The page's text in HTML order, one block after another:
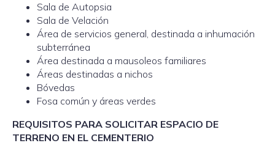
Sala de Autopsia
Sala de Velación
Área de servicios general, destinada a inhumación
subterránea
Área destinada a mausoleos familiares
Áreas destinadas a nichos
Bóvedas
Fosa común y áreas verdes
REQUISITOS PARA SOLICITAR ESPACIO DE
TERRENO EN EL CEMENTERIO